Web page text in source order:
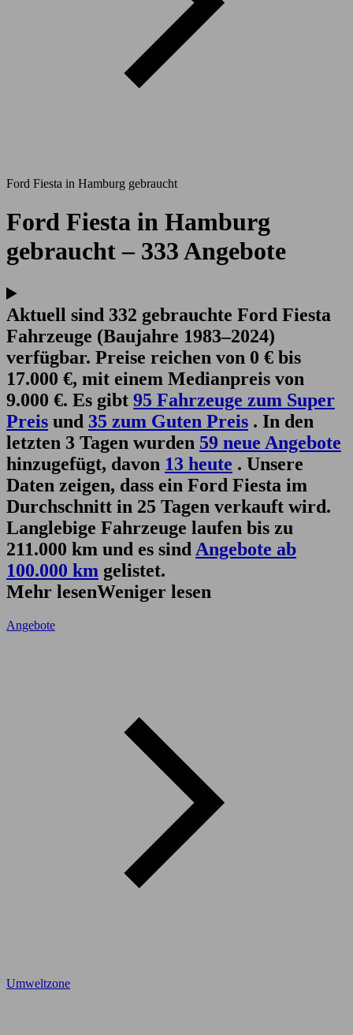
Ford Fiesta in Hamburg gebraucht
Ford Fiesta in Hamburg
gebraucht – 333 Angebote
Aktuell sind 332 gebrauchte Ford Fiesta
Fahrzeuge (Baujahre 1983–2024)
verfügbar. Preise reichen von 0 € bis
17.000 €, mit einem Medianpreis von
9.000 €. Es gibt 95 Fahrzeuge zum Super
Preis und 35 zum Guten Preis . In den
letzten 3 Tagen wurden 59 neue Angebote
hinzugefügt, davon 13 heute . Unsere
Daten zeigen, dass ein Ford Fiesta im
Durchschnitt in 25 Tagen verkauft wird.
Langlebige Fahrzeuge laufen bis zu
211.000 km und es sind Angebote ab
100.000 km gelistet.
Mehr lesenWeniger lesen
Angebote
Umweltzone